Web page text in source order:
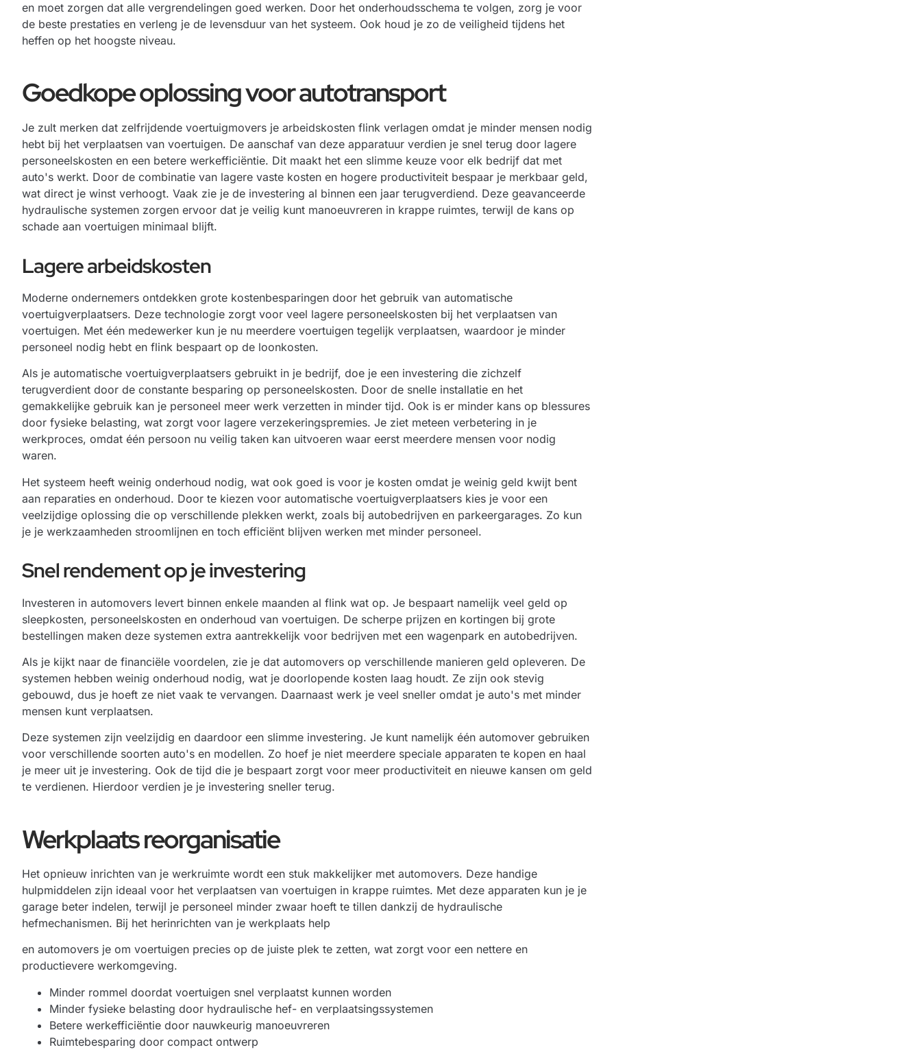
en moet zorgen dat alle vergrendelingen goed werken. Door het onderhoudsschema te volgen, zorg je voor
de beste prestaties en verleng je de levensduur van het systeem. Ook houd je zo de veiligheid tijdens het
heffen op het hoogste niveau.
Goedkope oplossing voor autotransport
Je zult merken dat zelfrijdende voertuigmovers je arbeidskosten flink verlagen omdat je minder mensen nodig
hebt bij het verplaatsen van voertuigen. De aanschaf van deze apparatuur verdien je snel terug door lagere
personeelskosten en een betere werkefficiëntie. Dit maakt het een slimme keuze voor elk bedrijf dat met
auto's werkt. Door de combinatie van lagere vaste kosten en hogere productiviteit bespaar je merkbaar geld,
wat direct je winst verhoogt. Vaak zie je de investering al binnen een jaar terugverdiend. Deze geavanceerde
hydraulische systemen zorgen ervoor dat je veilig kunt manoeuvreren in krappe ruimtes, terwijl de kans op
schade aan voertuigen minimaal blijft.
Lagere arbeidskosten
Moderne ondernemers ontdekken grote kostenbesparingen door het gebruik van automatische
voertuigverplaatsers. Deze technologie zorgt voor veel lagere personeelskosten bij het verplaatsen van
voertuigen. Met één medewerker kun je nu meerdere voertuigen tegelijk verplaatsen, waardoor je minder
personeel nodig hebt en flink bespaart op de loonkosten.
Als je automatische voertuigverplaatsers gebruikt in je bedrijf, doe je een investering die zichzelf
terugverdient door de constante besparing op personeelskosten. Door de snelle installatie en het
gemakkelijke gebruik kan je personeel meer werk verzetten in minder tijd. Ook is er minder kans op blessures
door fysieke belasting, wat zorgt voor lagere verzekeringspremies. Je ziet meteen verbetering in je
werkproces, omdat één persoon nu veilig taken kan uitvoeren waar eerst meerdere mensen voor nodig
waren.
Het systeem heeft weinig onderhoud nodig, wat ook goed is voor je kosten omdat je weinig geld kwijt bent
aan reparaties en onderhoud. Door te kiezen voor automatische voertuigverplaatsers kies je voor een
veelzijdige oplossing die op verschillende plekken werkt, zoals bij autobedrijven en parkeergarages. Zo kun
je je werkzaamheden stroomlijnen en toch efficiënt blijven werken met minder personeel.
Snel rendement op je investering
Investeren in automovers levert binnen enkele maanden al flink wat op. Je bespaart namelijk veel geld op
sleepkosten, personeelskosten en onderhoud van voertuigen. De scherpe prijzen en kortingen bij grote
bestellingen maken deze systemen extra aantrekkelijk voor bedrijven met een wagenpark en autobedrijven.
Als je kijkt naar de financiële voordelen, zie je dat automovers op verschillende manieren geld opleveren. De
systemen hebben weinig onderhoud nodig, wat je doorlopende kosten laag houdt. Ze zijn ook stevig
gebouwd, dus je hoeft ze niet vaak te vervangen. Daarnaast werk je veel sneller omdat je auto's met minder
mensen kunt verplaatsen.
Deze systemen zijn veelzijdig en daardoor een slimme investering. Je kunt namelijk één automover gebruiken
voor verschillende soorten auto's en modellen. Zo hoef je niet meerdere speciale apparaten te kopen en haal
je meer uit je investering. Ook de tijd die je bespaart zorgt voor meer productiviteit en nieuwe kansen om geld
te verdienen. Hierdoor verdien je je investering sneller terug.
Werkplaats reorganisatie
Het opnieuw inrichten van je werkruimte wordt een stuk makkelijker met automovers. Deze handige
hulpmiddelen zijn ideaal voor het verplaatsen van voertuigen in krappe ruimtes. Met deze apparaten kun je je
garage beter indelen, terwijl je personeel minder zwaar hoeft te tillen dankzij de hydraulische
hefmechanismen. Bij het herinrichten van je werkplaats help
en automovers je om voertuigen precies op de juiste plek te zetten, wat zorgt voor een nettere en
productievere werkomgeving.
Minder rommel doordat voertuigen snel verplaatst kunnen worden
Minder fysieke belasting door hydraulische hef- en verplaatsingssystemen
Betere werkefficiëntie door nauwkeurig manoeuvreren
Ruimtebesparing door compact ontwerp